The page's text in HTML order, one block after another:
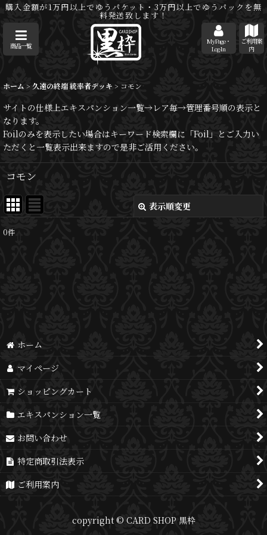
購入金額が1万円以上でゆうパケット・3万円以上でゆうパックを無
料発送致します！
商品一覧
MyPage・
Log-In
ご利用案
内
ホーム > 久遠の終端 統率者デッキ > コモン
サイトの仕様上エキスパンション一覧→レア毎→管理番号順の表示と
なります。
Foilのみを表示したい場合はキーワード検索欄に「Foil」とご入力い
ただくと一覧表示出来ますので是非ご活用ください。
コモン
表示順変更
表示数
0件
ホーム
マイページ
ショッピングカート
エキスパンション一覧
お問い合わせ
特定商取引法表示
ご利用案内
copyright © CARD SHOP 黒枠